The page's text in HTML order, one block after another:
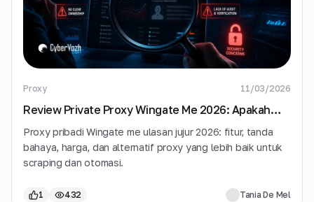
Proxy 11/03/2026
Review Private Proxy Wingate Me 2026: Apakah
Aman, Sah, dan Layak untuk Uang Anda?
Proxy pribadi Wingate me ulasan jujur 2026: fitur, tanda
bahaya, harga, dan alternatif proxy yang lebih baik untuk
scraping dan otomasi.
1 432 Tania De Mel